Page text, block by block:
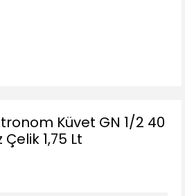
Küvet GN 1/2 40
1,75 Lt